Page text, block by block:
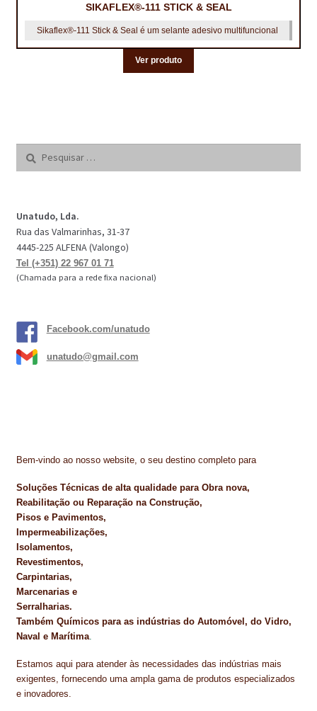
SIKAFLEX®-111 STICK & SEAL
Sikaflex®-111 Stick & Seal é um selante adesivo multifuncional
Ver produto
Pesquisar
Unatudo, Lda.
Rua das Valmarinhas, 31-37
4445-225 ALFENA (Valongo)
Tel (+351) 22 967 01 71
(Chamada para a rede fixa nacional)
Facebook.com/unatudo
unatudo@gmail.com
Bem-vindo ao nosso website, o seu destino completo para
Soluções Técnicas de alta qualidade para Obra nova,
Reabilitação ou Reparação na Construção,
Pisos e Pavimentos,
Impermeabilizações,
Isolamentos,
Revestimentos,
Carpintarias,
Marcenarias e
Serralharias.
Também Químicos para as indústrias do Automóvel, do Vidro,
Naval e Marítima.
Estamos aqui para atender às necessidades das indústrias mais
exigentes, fornecendo uma ampla gama de produtos especializados
e inovadores.